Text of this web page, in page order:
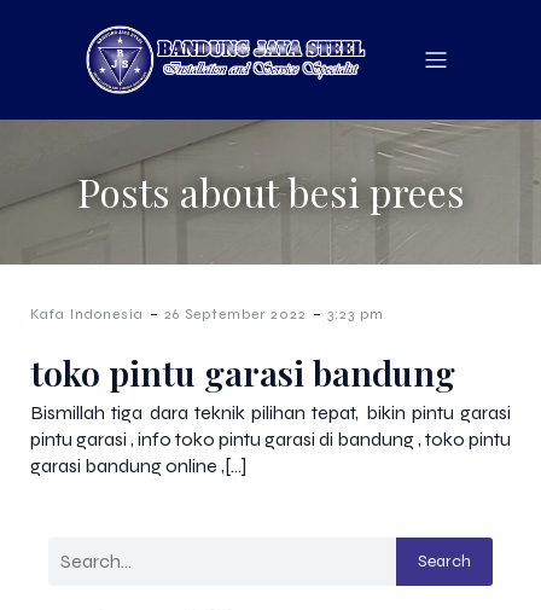
Posts about besi prees
Kafa Indonesia - 26 September 2022 - 3:23 pm
toko pintu garasi bandung
Bismillah tiga dara teknik pilihan tepat, bikin pintu garasi
pintu garasi , info toko pintu garasi di bandung , toko pintu
garasi bandung online ,[…]
Search